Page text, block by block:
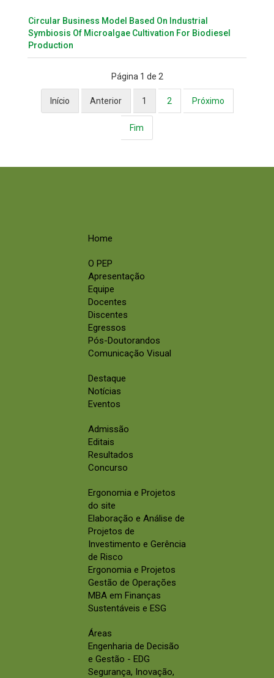
Circular Business Model Based On Industrial
Symbiosis Of Microalgae Cultivation For Biodiesel
Production
Página 1 de 2
Início Anterior 1 2 Próximo
Fim
Home
O PEP
Apresentação
Equipe
Docentes
Discentes
Egressos
Pós-Doutorandos
Comunicação Visual
Destaque
Notícias
Eventos
Admissão
Editais
Resultados
Concurso
Ergonomia e Projetos
do site
Elaboração e Análise de
Projetos de
Investimento e Gerência
de Risco
Ergonomia e Projetos
Gestão de Operações
MBA em Finanças
Sustentáveis e ESG
Áreas
Engenharia de Decisão
e Gestão - EDG
Segurança, Inovação,